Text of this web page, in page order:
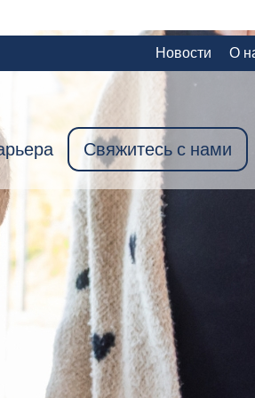
Новости О
Свяжитесь с нами